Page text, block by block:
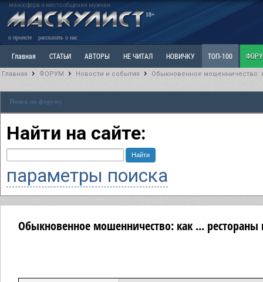
маносфера и место общения мужчин
18+
о проекте рассказать о нас
Главная СТАТЬИ АВТОРЫ НЕ ЧИТАЛ НОВИЧКУ ТОП-100
РАЗДЕЛ: Разное
Главная ФОРУМ Новости и события Обыкновенное мошенничество:
Поиск по форуму
Найти на сайте:
параметры поиска
Обыкновенное мошенничество: как ... рестораны